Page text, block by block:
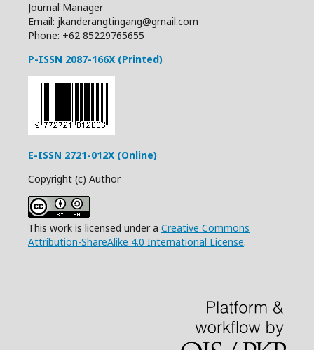
Journal Manager
Email: jkanderangtingang@gmail.com
Phone: +62 85229765655
P-ISSN 2087-166X (Printed)
E-ISSN 2721-012X (Online)
Copyright (c) Author
This work is licensed under a Creative Commons
Attribution-ShareAlike 4.0 International License.